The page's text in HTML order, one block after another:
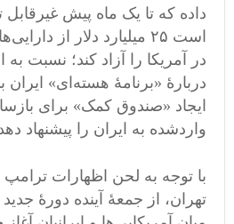
داده که تا یک ماه پیش غیرقابل
است ۲۵ میلیارد دلار از
در آمریکا را آزاد کند؛ نسبت
دربارۀ «برنامۀ هسته‌ای» ایران
ایجاد «صندوق کمک» برای
واردشده به ایران را پیشنهاد
با توجه به لحن اظهارات ترامپ
تهران، از جمعۀ آینده دورۀ